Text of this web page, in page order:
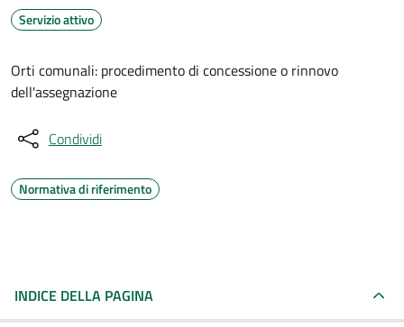
Servizio attivo
Orti comunali: procedimento di concessione o rinnovo
dell'assegnazione
Condividi
Normativa di riferimento
INDICE DELLA PAGINA